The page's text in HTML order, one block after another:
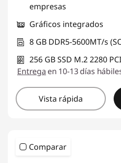
empresas
Gráficos integrados
8 GB DDR5-5600MT/s
256 GB SSD M.2 2280
Entrega en 10-13 días
Vista rápida
Comparar